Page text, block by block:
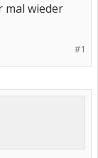
mal wieder
#1